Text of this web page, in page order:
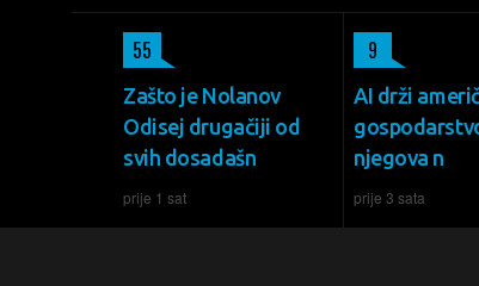
Zašto je Nolanov
Odisej drugačiji od
svih dosadašn
prije 1 sat
55
AI drži
njegova n
prije 3 sata
9